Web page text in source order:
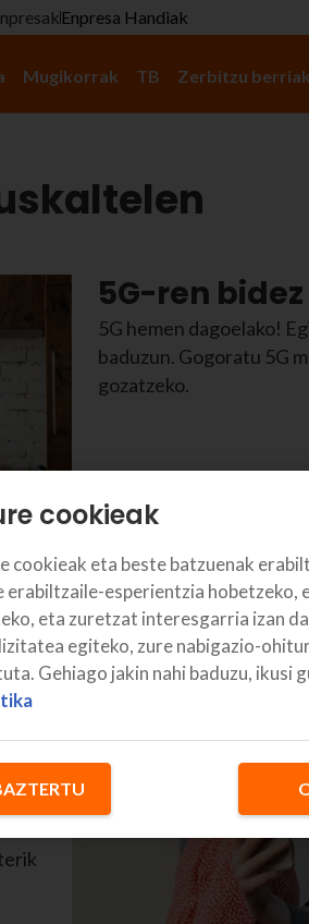
Enpresa Handiak
Mugikorrak TB Zerbitzu berriak
5G-ren
5G hemen dagoelako!
baduzun. Gogoratu 5G
gozatzeko.
cookieak
cookieak eta beste batzuenak
erabiltzaile-esperientzia hobetzeko,
eta zuretzat interesgarria izan
egiteko, zure nabigazio-
Gehiago jakin nahi baduzu, ikusi